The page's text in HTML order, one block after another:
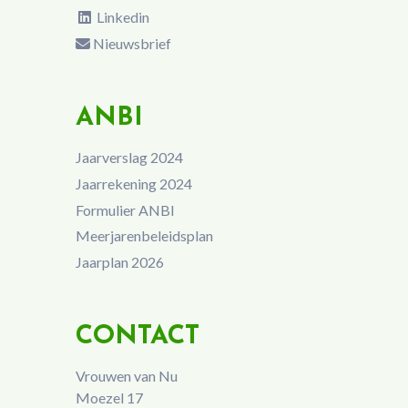
Linkedin
Nieuwsbrief
ANBI
Jaarverslag 2024
Jaarrekening 2024
Formulier ANBI
Meerjarenbeleidsplan
Jaarplan 2026
CONTACT
Vrouwen van Nu
Moezel 17